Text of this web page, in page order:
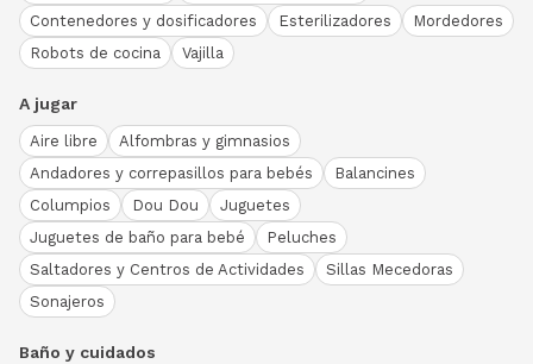
Contenedores y dosificadores
Esterilizadores
Mordedores
Robots de cocina
Vajilla
A jugar
Aire libre
Alfombras y gimnasios
Andadores y correpasillos para bebés
Balancines
Columpios
Dou Dou
Juguetes
Juguetes de baño para bebé
Peluches
Saltadores y Centros de Actividades
Sillas Mecedoras
Sonajeros
Baño y cuidados